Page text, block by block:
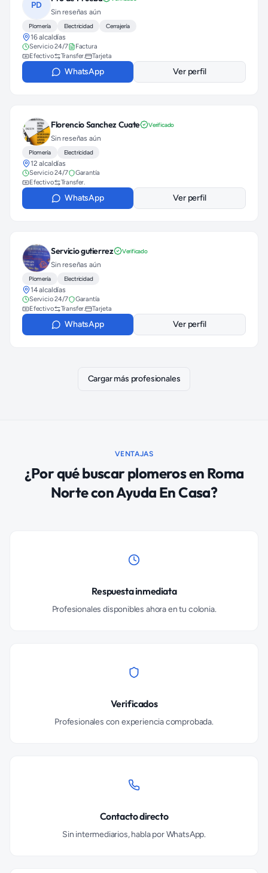
PD
Sin reseñas aún
Plomería Electricidad Cerrajería
16 alcaldías
Servicio 24/7
Factura
Efectivo
Transfer. Tarjeta
WhatsApp Ver perfil
Florencio Sanchez Cuate Verificado
Sin reseñas aún
Plomería Electricidad
12 alcaldías
Servicio 24/7
Garantía
Efectivo
Transfer.
WhatsApp Ver perfil
Servicio gutierrez Verificado
Sin reseñas aún
Plomería Electricidad
14 alcaldías
Servicio 24/7
Garantía
Efectivo
Transfer. Tarjeta
WhatsApp Ver perfil
Cargar más profesionales
VENTAJAS
¿Por qué buscarplomerosen Roma
Nortecon Ayuda En Casa?
Respuesta inmediata
Profesionales disponibles ahora en tu colonia.
Verificados
Profesionales con experiencia comprobada.
Contacto directo
Sin intermediarios, habla por WhatsApp.